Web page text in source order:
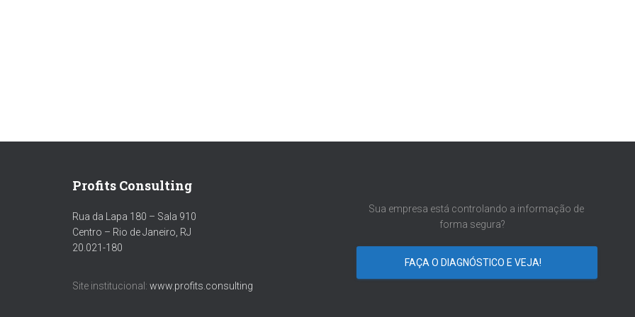
Profits Consulting
Rua da Lapa 180 – Sala 910
Centro – Rio de Janeiro, RJ
20.021-180
Site institucional: www.profits.consulting
Sua empresa está controlando a informação de
forma segura?
FAÇA O DIAGNÓSTICO E VEJA!